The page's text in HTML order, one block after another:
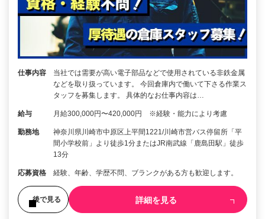
仕事内容
当社では需要が高い電子部品などで使用されている非鉄金属
などを取り扱っています。 今回倉庫内で働いて下さる作業ス
タッフを募集します。 具体的なお仕事内容は…
給与 月給300,000円〜420,000円 ※経験・能力により考慮
勤務地
神奈川県川崎市中原区上平間1221/川崎市営バス停留所「平
間小学校前」より徒歩1分またはJR南武線「鹿島田駅」徒歩
13分
応募資格 経験、年齢、学歴不問、ブランクがある方も歓迎します。
後で見る 詳細を見る